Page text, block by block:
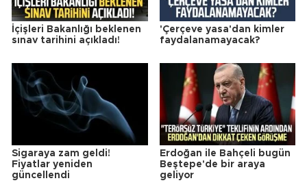
İçişleri Bakanlığı beklenen
sınav tarihini açıkladı!
'Çerçeve yasa'dan kimler
faydalanamayacak?
Sigaraya zam geldi!
Fiyatlar yeniden
güncellendi
Erdoğan ile Bahçeli bugün
Beştepe'de bir araya
geliyor